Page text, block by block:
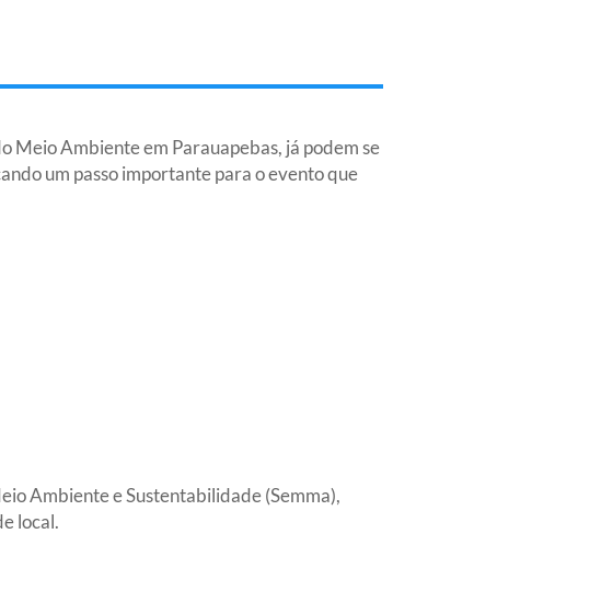
Meio Ambiente em Parauapebas, já podem se
um passo importante para o evento que
Ambiente e Sustentabilidade (Semma),
local.